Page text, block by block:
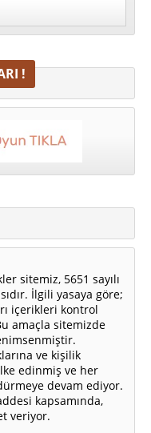
!
sitemiz, 5651 sayılı
İlgili yasaya göre;
içerikleri kontrol
amaçla sitemizde
ve kişilik
edinmiş ve her
devam ediyor.
kapsamında,
veriyor.